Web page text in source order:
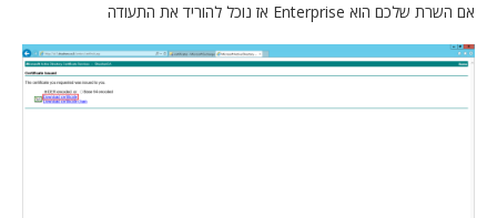
אם השרת שלכם הוא Enterprise אז נוכל להוריד את התעודה